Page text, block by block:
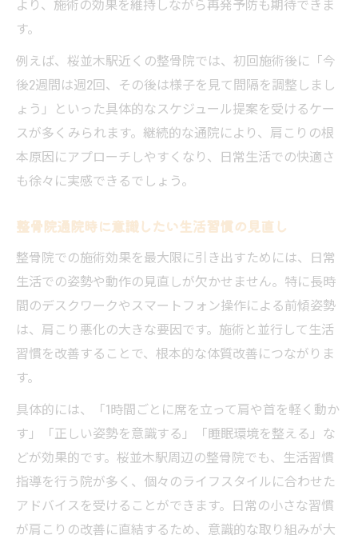
す。
例えば、桜並木駅近くの整骨院では、初回施術後に「今
後2週間は週2回、その後は様子を見て間隔を調整しまし
ょう」といった具体的なスケジュール提案を受けるケー
スが多くみられます。継続的な通院により、肩こりの根
本原因にアプローチしやすくなり、日常生活での快適さ
も徐々に実感できるでしょう。
整骨院通院時に意識したい生活習慣の見直し
整骨院での施術効果を最大限に引き出すためには、日常
生活での姿勢や動作の見直しが欠かせません。特に長時
間のデスクワークやスマートフォン操作による前傾姿勢
は、肩こり悪化の大きな要因です。施術と並行して生活
習慣を改善することで、根本的な体質改善につながりま
す。
具体的には、「1時間ごとに席を立って肩や首を軽く動か
す」「正しい姿勢を意識する」「睡眠環境を整える」な
どが効果的です。桜並木駅周辺の整骨院でも、生活習慣
指導を行う院が多く、個々のライフスタイルに合わせた
アドバイスを受けることができます。日常の小さな習慣
が肩こりの改善に直結するため、意識的な取り組みが大